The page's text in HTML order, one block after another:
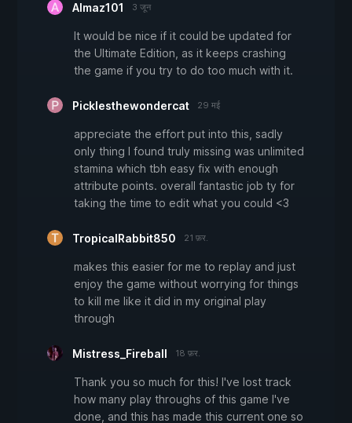
Almaz101 3 जून
It would be nice if it could be updated for
the Ultimate Edition, as it keeps crashing
the game if you try to do too much with it.
Picklesthewondercat 29 मई
appreciate the effort put into this, sadly
only thing I found truly missing was unlimited
stamina which tbh easy fix with enough
attribute points. overall fantastic job ty for
taking the time to edit what you could <3
TropicalRabbit850 21 फ़र.
makes this easier for me to replay and just
enjoy the game without worrying for things
to kill me like it did in my original play
through
Mistress_Fireball 18 फ़र.
Thank you so much for this! I've lost track
how many play throughs of this game I've
done, and this has made this current one so